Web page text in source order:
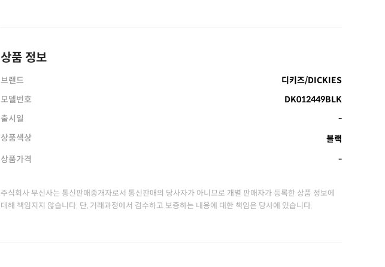
상품 정보
브랜드
디키즈/DICKIES
모델번호
DK012449BLK
출시일
-
상품색상
블랙
상품가격
-
주식회사 무신사는 통신판매중개자로서 통신판매의 당사자가 아니므로 개별 판매자가 등록한 상품 정보에
대해 책임지지 않습니다. 단, 거래과정에서 검수하고 보증하는 내용에 대한 책임은 당사에 있습니다.